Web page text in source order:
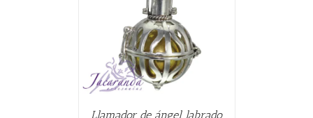
Llamador de ángel labrado